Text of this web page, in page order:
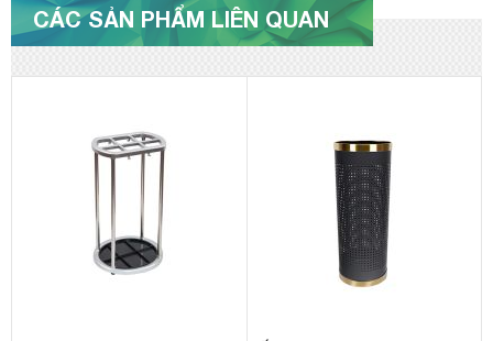
CÁC SẢN PHẨM LIÊN QUAN